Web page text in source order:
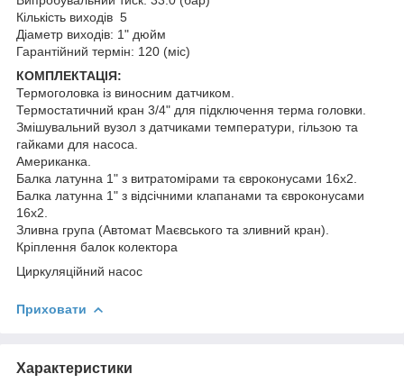
Кількість виходів 5
Діаметр виходів: 1" дюйм
Гарантійний термін: 120 (міс)
КОМПЛЕКТАЦІЯ:
Термоголовка із виносним датчиком.
Термостатичний кран 3/4" для підключення терма головки.
Змішувальний вузол з датчиками температури, гільзою та
гайками для насоса.
Американка.
Балка латунна 1" з витратомірами та євроконусами 16х2.
Балка латунна 1" з відсічними клапанами та євроконусами
16х2.
Зливна група (Автомат Маєвського та зливний кран).
Кріплення балок колектора
Циркуляційний насос
Приховати
Характеристики